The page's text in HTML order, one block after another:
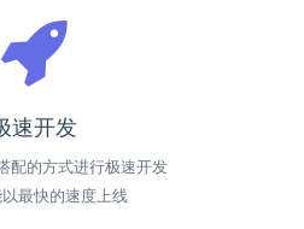
速开发
配的方式进行极速开发
最快的速度上线